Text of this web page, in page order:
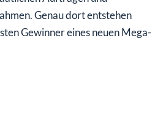
Genau dort entstehen
Gewinner eines neuen Mega-